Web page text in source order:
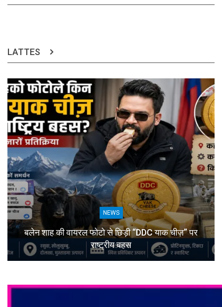
LATTES
NEWS
बलेन शाह की वायरल फोटो से छिड़ी “DDC याक चीज़” पर
राष्ट्रीय बहस